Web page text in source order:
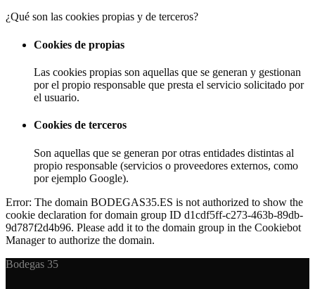
¿Qué son las cookies propias y de terceros?
Cookies de propias
Las cookies propias son aquellas que se generan y gestionan
por el propio responsable que presta el servicio solicitado por
el usuario.
Cookies de terceros
Son aquellas que se generan por otras entidades distintas al
propio responsable (servicios o proveedores externos, como
por ejemplo Google).
Error: The domain BODEGAS35.ES is not authorized to show the
cookie declaration for domain group ID d1cdf5ff-c273-463b-89db-
9d787f2d4b96. Please add it to the domain group in the Cookiebot
Manager to authorize the domain.
Bodegas 35